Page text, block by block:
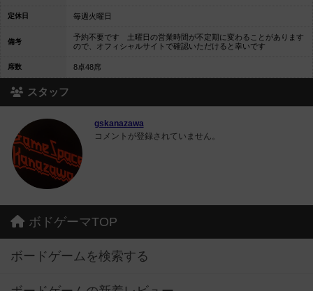
定休日 毎週火曜日
備考
予約不要です 土曜日の営業時間が不定期に変わることがあります
ので、オフィシャルサイトで確認いただけると幸いです
席数 8卓48席
スタッフ
gskanazawa
コメントが登録されていません。
ボドゲーマTOP
ボードゲームを検索する